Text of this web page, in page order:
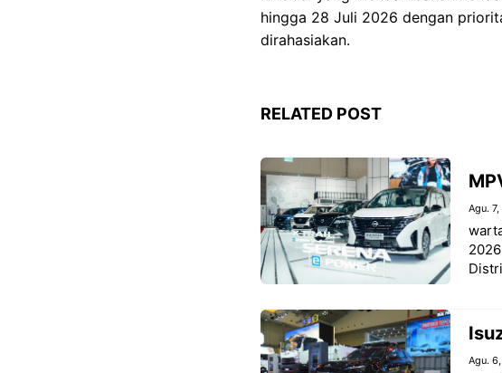
hingga 28 Juli 2026 dengan
dirahasiakan.
RELATED POST
Agu.
Agu.